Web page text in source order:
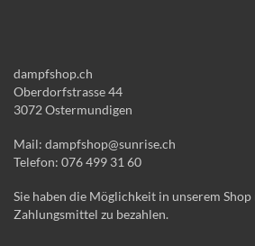
dampfshop.ch
Oberdorfstrasse 44
3072 Ostermundigen
Mail: dampfshop@sunrise.ch
Telefon: 076 499 31 60
Sie haben die Möglichkeit in unserem
Zahlungsmittel zu bezahlen.